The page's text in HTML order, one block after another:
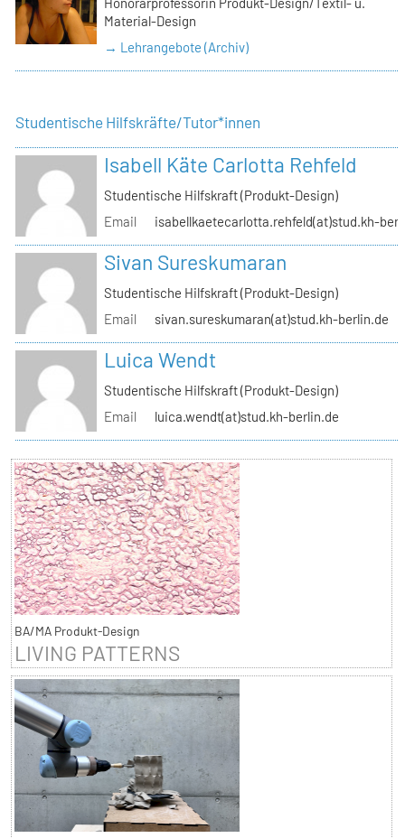
Material-Design
→ Lehrangebote (Archiv)
Studentische Hilfskräfte/Tutor*innen
Isabell Käte Carlotta Rehfeld
Studentische Hilfskraft (Produkt-Design)
Email
isabellkaetecarlotta.rehfeld(at)stud.kh-
Sivan Sureskumaran
Studentische Hilfskraft (Produkt-Design)
Email
sivan.sureskumaran(at)stud.kh-berlin.de
Luica Wendt
Studentische Hilfskraft (Produkt-Design)
Email
luica.wendt(at)stud.kh-berlin.de
BA/MA Produkt-Design
LIVING PATTERNS